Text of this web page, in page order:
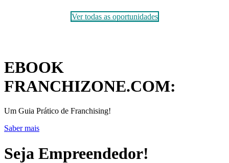
Ver todas as oportunidades
EBOOK
FRANCHIZONE.COM:
Um Guia Prático de Franchising!
Saber mais
Seja Empreendedor!